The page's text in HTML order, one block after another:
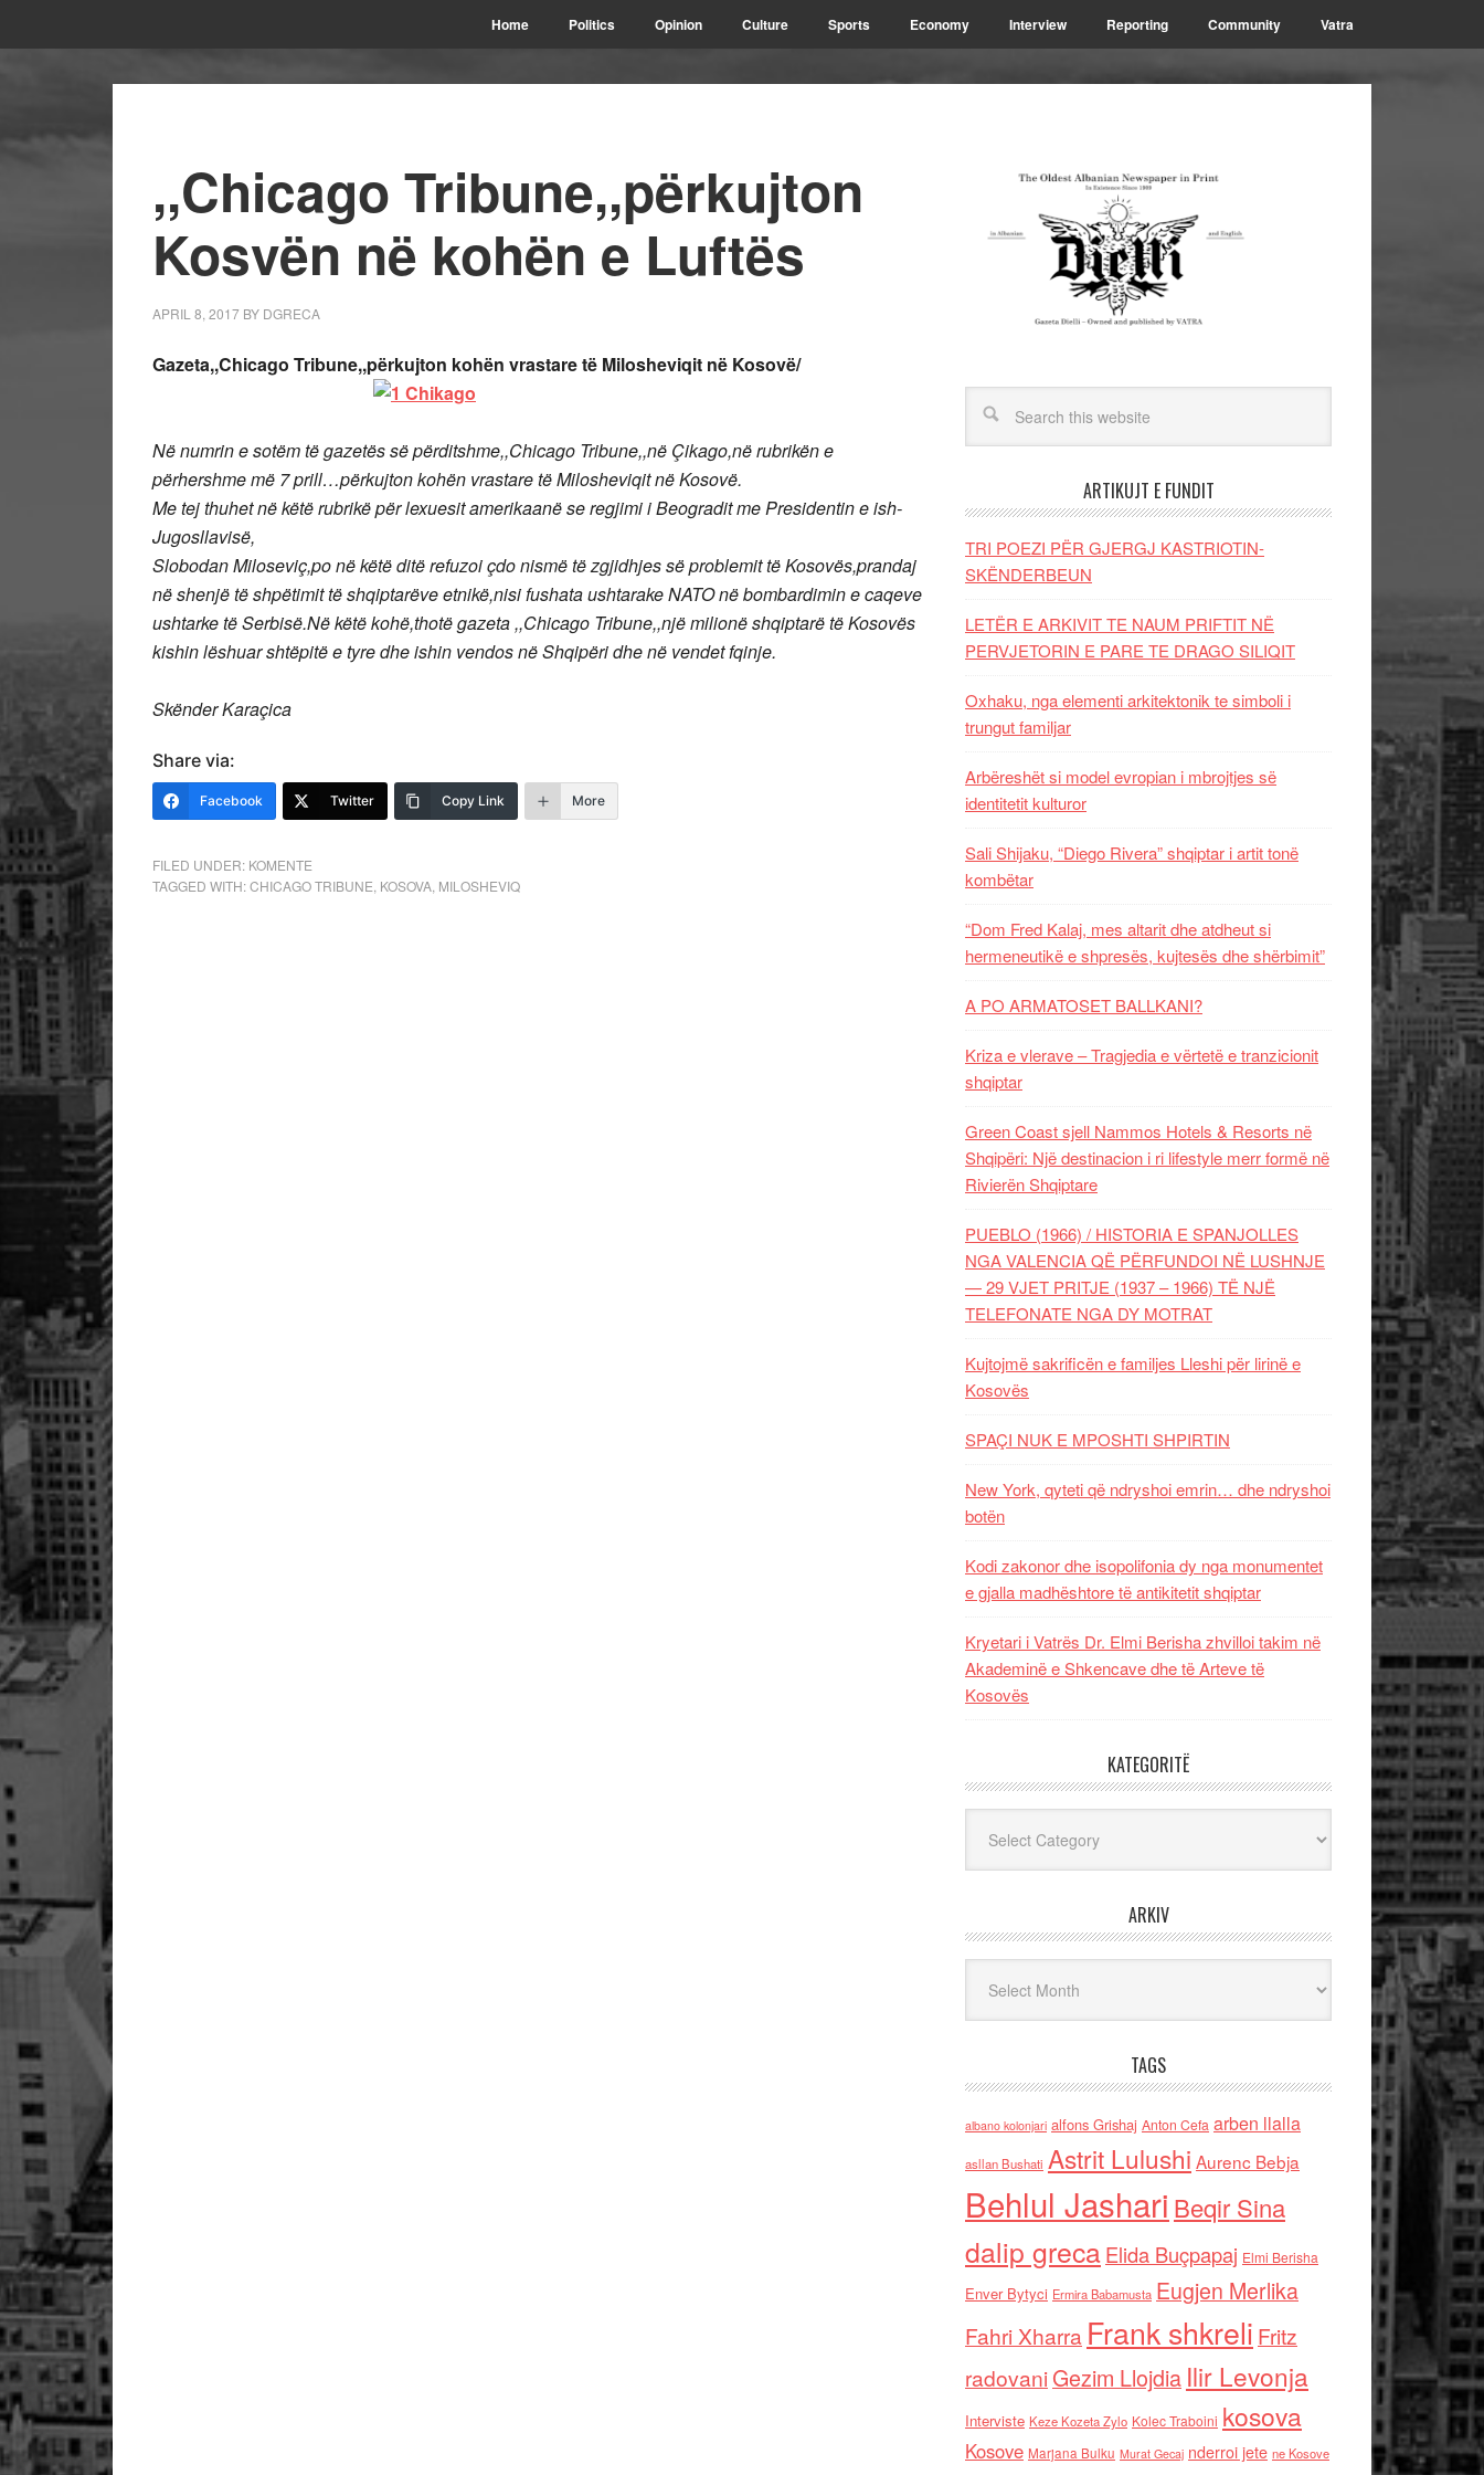
Home Politics Opinion Culture Sports Economy Interview Reporting Community Vatra
,,Chicago Tribune,,përkujton
Kosvën në kohën e Luftës
APRIL 8, 2017 BY DGRECA
Gazeta,,Chicago Tribune,,përkujton kohën vrastaretë Milosheviqit në Kosovë/
Në numrin e sotëm të gazetës së përditshme,,Chicago Tribune,,në Çikago,në rubrikën e
përhershme më 7 prill…përkujton kohën vrastare të Milosheviqit në Kosovë.
Me tej thuhet në këtë rubrikë për lexuesit amerikaanë se regjimi i Beogradit me Presidentin e ish-
Jugosllavisë,
Slobodan Miloseviç,po në këtë ditë refuzoi çdo nismë të zgjidhjes së problemit të Kosovës,prandaj
në shenjë të shpëtimit të shqiptarëve etnikë,nisi fushata ushtarake NATO në bombardimin e caqeve
ushtarke të Serbisë.Në këtë kohë,thotë gazeta ,,Chicago Tribune,,një milionë shqiptarë të Kosovës
kishin lëshuar shtëpitë e tyre dhe ishin vendos në Shqipëri dhe në vendet fqinje.
Skënder Karaçica
Share via:
Facebook Twitter Copy Link More
FILED UNDER: KOMENTE
TAGGED WITH:CHICAGO TRIBUNE KOSOVA MILOSHEVIQ
ARTIKUJT E FUNDIT
TRI POEZI PËR GJERGJ KASTRIOTIN-
SKËNDERBEUN
LETËR E ARKIVIT TE NAUM PRIFTIT NË
PERVJETORIN E PARE TE DRAGO SILIQIT
Oxhaku, nga elementi arkitektonik te simboli i
trungut familjar
Arbëreshët si model evropian i mbrojtjes së
identitetit kulturor
Sali Shijaku, “Diego Rivera” shqiptar i artit tonë
kombëtar
“Dom Fred Kalaj, mes altarit dhe atdheut si
hermeneutikë e shpresës, kujtesës dhe shërbimit”
A PO ARMATOSET BALLKANI?
Kriza e vlerave – Tragjedia e vërtetë e tranzicionit
shqiptar
Green Coast sjell Nammos Hotels & Resorts në
Shqipëri: Një destinacion i ri lifestyle merr formë në
Rivierën Shqiptare
PUEBLO (1966) / HISTORIA E SPANJOLLES
NGA VALENCIA QË PËRFUNDOI NË LUSHNJE
— 29 VJET PRITJE (1937 – 1966) TË NJË
TELEFONATE NGA DY MOTRAT
Kujtojmë sakrificën e familjes Lleshi për lirinë e
Kosovës
SPAÇI NUK E MPOSHTI SHPIRTIN
New York, qyteti që ndryshoi emrin… dhe ndryshoi
botën
Kodi zakonor dhe isopolifonia dy nga monumentet
e gjalla madhështore të antikitetit shqiptar
Kryetari i Vatrës Dr. Elmi Berisha zhvilloi takim në
Akademinë e Shkencave dhe të Arteve të
Kosovës
KATEGORITË
ARKIV
TAGS
albano kolonjari alfons Grishaj Anton Cefa arben llalla
asllan Bushati Astrit Lulushi Aurenc Bebja
Behlul Jashari Beqir Sina
dalip grecaElida Buçpapaj Elmi Berisha
Enver Bytyci Ermira Babamusta Eugjen Merlika
Fahri Xharra Frank shkreli Fritz
radovaniGezim Llojdia Ilir Levonja
Interviste Keze Kozeta Zylo Kolec Traboini kosova
Kosove Marjana Bulku Murat Gecaj nderroi jete ne Kosove